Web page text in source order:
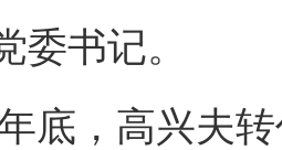
委书记。
，高兴夫转
生素超标问题”